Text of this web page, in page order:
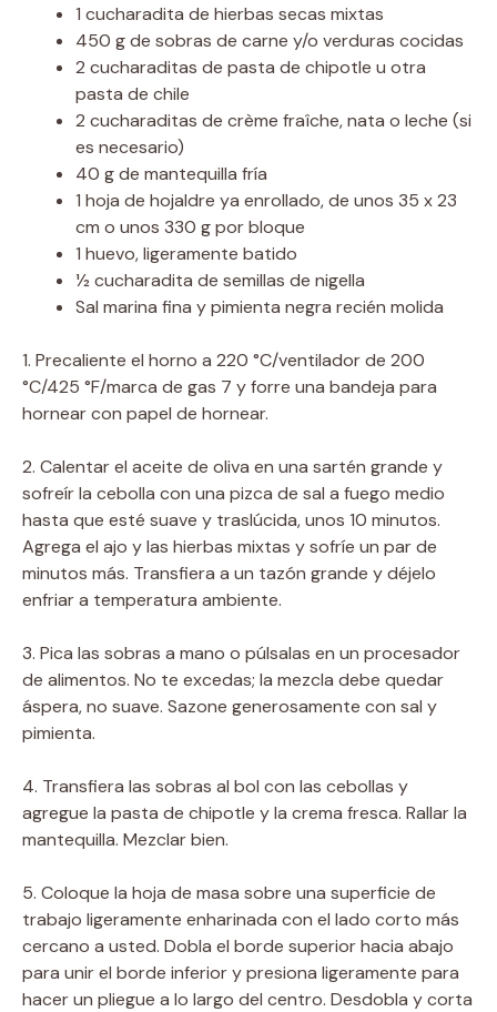
1 cucharadita de hierbas secas mixtas
450 g de sobras de carne y/o verduras cocidas
2 cucharaditas de pasta de chipotle u otra
pasta de chile
2 cucharaditas de crème fraîche, nata o leche (si
es necesario)
40 g de mantequilla fría
1 hoja de hojaldre ya enrollado, de unos 35 x 23
cm o unos 330 g por bloque
1 huevo, ligeramente batido
1⁄2 cucharadita de semillas de nigella
Sal marina fina y pimienta negra recién molida
1. Precaliente el horno a 220 °C/ventilador de 200
°C/425 °F/marca de gas 7 y forre una bandeja para
hornear con papel de hornear.
2. Calentar el aceite de oliva en una sartén grande y
sofreír la cebolla con una pizca de sal a fuego medio
hasta que esté suave y traslúcida, unos 10 minutos.
Agrega el ajo y las hierbas mixtas y sofríe un par de
minutos más. Transfiera a un tazón grande y déjelo
enfriar a temperatura ambiente.
3. Pica las sobras a mano o púlsalas en un procesador
de alimentos. No te excedas; la mezcla debe quedar
áspera, no suave. Sazone generosamente con sal y
pimienta.
4. Transfiera las sobras al bol con las cebollas y
agregue la pasta de chipotle y la crema fresca. Rallar la
mantequilla. Mezclar bien.
5. Coloque la hoja de masa sobre una superficie de
trabajo ligeramente enharinada con el lado corto más
cercano a usted. Dobla el borde superior hacia abajo
para unir el borde inferior y presiona ligeramente para
hacer un pliegue a lo largo del centro. Desdobla y corta